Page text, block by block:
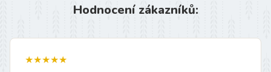
Hodnocení zákazníků:
★★★★★